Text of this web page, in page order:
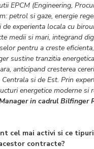
EPCM (Engineering,
petrol si gaze, energie
de experienta locala cu
medii si mari, integrand
pentru a creste
sustine tranzitia
anticipand cresterea
si de Est. Prin
energetice moderne si
in cadrul Bilfinger
cel mai activi si ce
contracte?